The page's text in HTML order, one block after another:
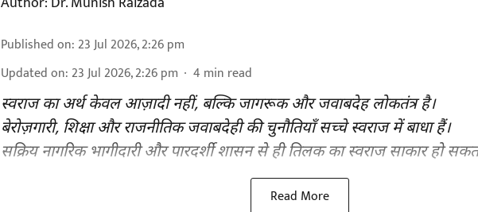
Published on: 23 Jul 2026, 2:26 pm
Updated on: 23 Jul 2026, 2:26 pm 4 min read
स्वराज का अर्थ केवल आज़ादी नहीं, बल्कि जागरूक और जवाबदेह लोकतंत्र है।
बेरोज़गारी, शिक्षा और राजनीतिक जवाबदेही की चुनौतियाँ सच्चे स्वराज में बाधा हैं।
सक्रिय नागरिक भागीदारी और पारदर्शी शासन से ही तिलक का स्वराज साकार हो
Read More